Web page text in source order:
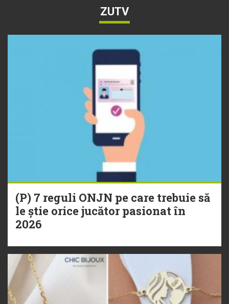
ZUTV
(P) 7 reguli ONJN pe care trebuie să
le știe orice jucător pasionat în
2026